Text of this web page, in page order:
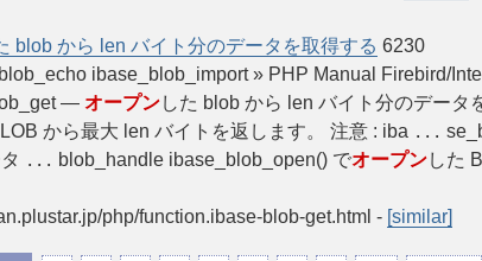
blob から len バイト分のデータを取得する 6230
ibase_blob_import » PHP Manual Firebird/
— オープンした blob から len バイト分のデータ
から最大 len バイトを返します。 注意 : iba ...
... blob_handle ibase_blob_open() でオープンした
php/function.ibase-blob-get.html - [similar]